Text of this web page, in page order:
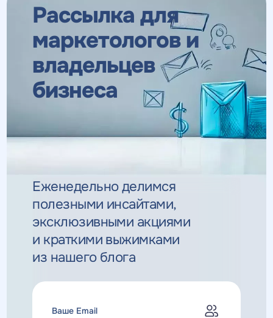
Рассылка для
маркетологови
владельцев
бизнеса
Еженедельно делимся
полезными инсайтами,
эксклюзивными акциями
и краткими выжимками
из нашего блога